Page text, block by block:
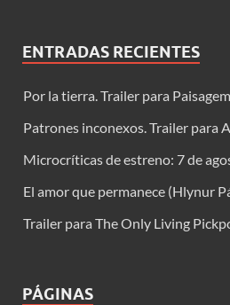
ENTRADAS RECIENTES
Por la tierra. Trailer para
Patrones inconexos. Trailer para
Microcríticas de estreno: 7 de
El amor que permanece (Hlynur
Trailer para The Only Living
PÁGINAS